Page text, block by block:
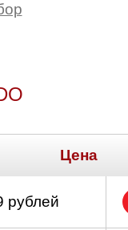
Цена
рублей